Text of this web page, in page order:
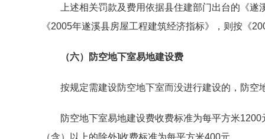
上述相关罚款及费用依据县住建部门出台的《遂
《2005年遂溪县房屋工程建筑经济指标》，则按《
（六）防空地下室易地建设费
按规定需建设防空地下室而没进行建设的，防空
防空地下室易地建设费收费标准为每平方米1200
（含）以上的除外]收费标准为每平方米400元。